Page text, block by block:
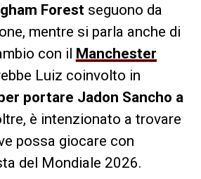
Forestseguono da
mentre si parla anche di
con il Manchester
Luiz coinvolto in
portare Jadon Sancho a
è intenzionato a trovare
possa giocare con
del Mondiale 2026.